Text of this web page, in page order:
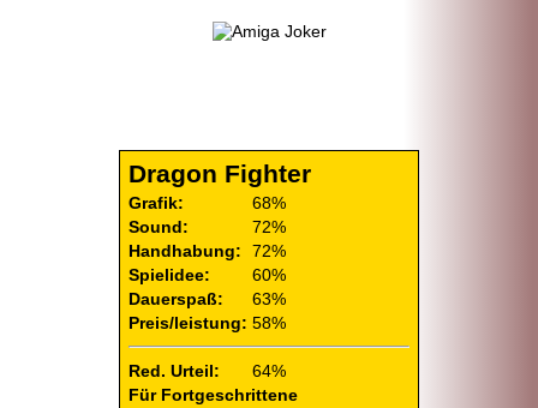
Dragon Fighter
Grafik:
68%
Sound:
72%
Handhabung:
72%
Spielidee:
60%
Dauerspaß:
63%
Preis/leistung: 58%
Red. Urteil:
64%
Für Fortgeschrittene